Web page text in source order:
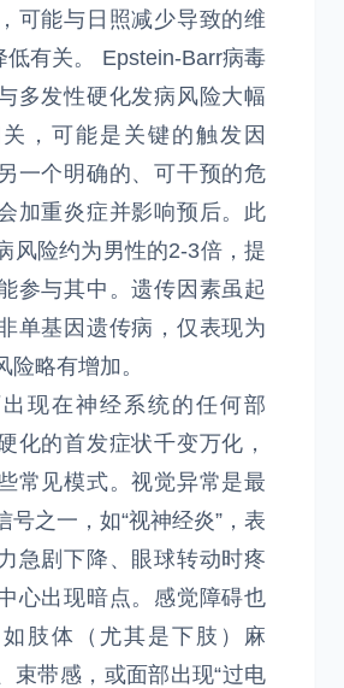
可能与日照减少导致的维
低有关。 Epstein-Barr病毒
多发性硬化发病风险大幅
，可能是关键的触发因
一个明确的、可干预的危
加重炎症并影响预后。此
风险约为男性的2-3倍，提
参与其中。遗传因素虽起
单基因遗传病，仅表现为
险略有增加。
现在神经系统的任何部
化的首发症状千变万化，
常见模式。视觉异常是最
号之一，如“视神经炎”，表
急剧下降、眼球转动时疼
心出现暗点。感觉障碍也
肢体（尤其是下肢）麻
束带感，或面部出现“过电